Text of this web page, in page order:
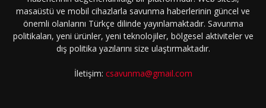
masaüstü ve mobil cihazlarla savunma haberlerinin güncel ve
önemli olanlarını Türkçe dilinde yayınlamaktadır. Savunma
politikaları, yeni ürünler, yeni teknolojiler, bölgesel aktiviteler ve
dış politika yazılarını size ulaştırmaktadır.
İletişim: csavunma@gmail.com